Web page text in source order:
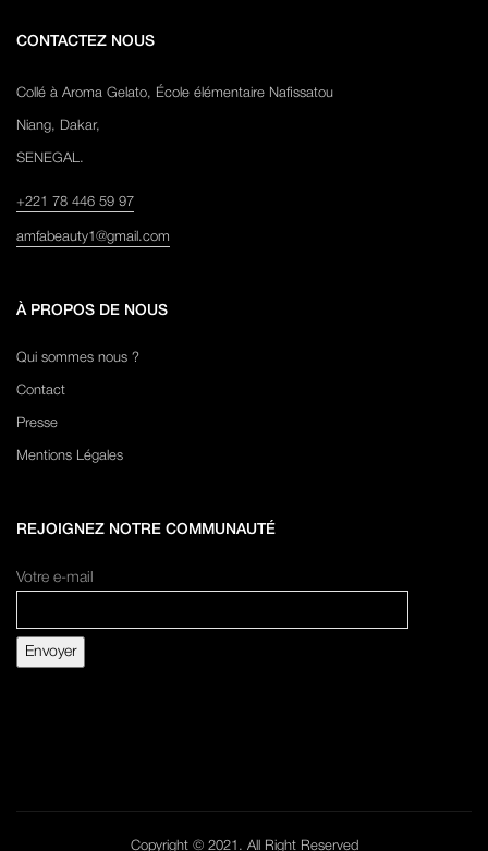
CONTACTEZ NOUS
Collé à Aroma Gelato, École élémentaire Nafissatou
Niang, Dakar,
SENEGAL.
+221 78 446 59 97
amfabeauty1@gmail.com
À PROPOS DE NOUS
Qui sommes nous ?
Contact
Presse
Mentions Légales
REJOIGNEZ NOTRE COMMUNAUTÉ
Votre e-mail
Copyright © 2021. All Right Reserved